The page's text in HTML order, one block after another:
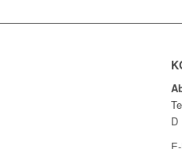
D